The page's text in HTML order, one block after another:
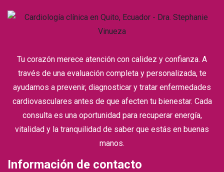
Tu corazón merece atención con calidez y confianza. A
través de una evaluación completa y personalizada, te
ayudamos a prevenir, diagnosticar y tratar enfermedades
cardiovasculares antes de que afecten tu bienestar. Cada
consulta es una oportunidad para recuperar energía,
vitalidad y la tranquilidad de saber que estás en buenas
manos.
Información de contacto